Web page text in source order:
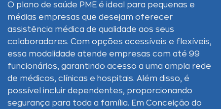
O plano de saúde PME é ideal para pequenas e
médias empresas que desejam oferecer
assistência médica de qualidade aos seus
colaboradores. Com opções acessíveis e flexíveis,
essa modalidade atende empresas com até 99
funcionários, garantindo acesso a uma ampla rede
de médicos, clínicas e hospitais. Além disso, é
possível incluir dependentes, proporcionando
segurança para toda a família. Em Conceição do